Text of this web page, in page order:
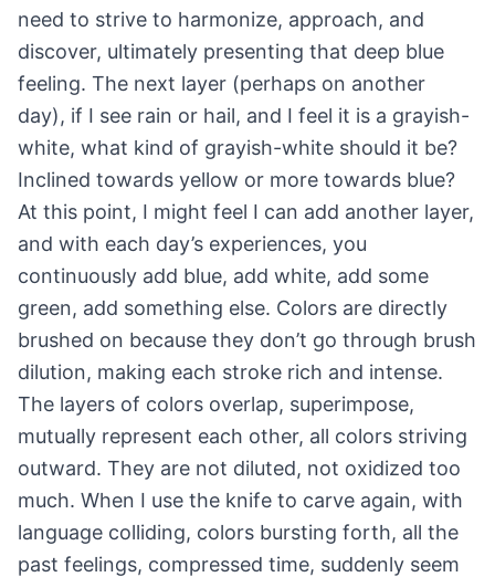
need to strive to harmonize, approach, and
discover, ultimately presenting that deep blue
feeling. The next layer (perhaps on another
day), if I see rain or hail, and I feel it is a grayish-
white, what kind of grayish-white should it be?
Inclined towards yellow or more towards blue?
At this point, I might feel I can add another layer,
and with each day’s experiences, you
continuously add blue, add white, add some
green, add something else. Colors are directly
brushed on because they don’t go through brush
dilution, making each stroke rich and intense.
The layers of colors overlap, superimpose,
mutually represent each other, all colors striving
outward. They are not diluted, not oxidized too
much. When I use the knife to carve again, with
language colliding, colors bursting forth, all the
past feelings, compressed time, suddenly seem